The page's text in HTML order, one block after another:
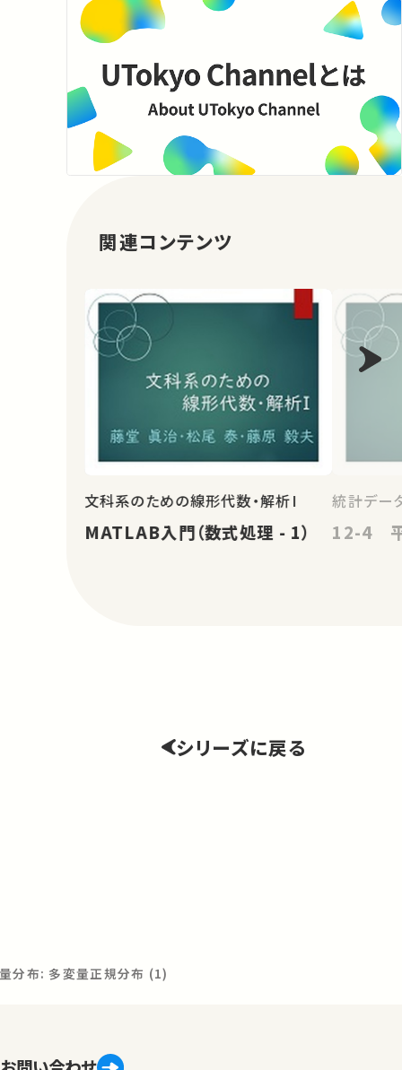
関連コンテンツ
文科系のための線形代数・解析I
MATLAB入門（数式処理 - 1）
統計デー
12-4 平
シリーズに戻る
分布: 多変量正規分布 (1)